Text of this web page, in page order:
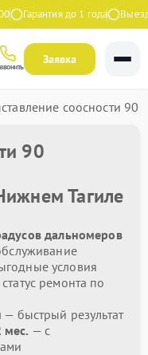
Гарантия до 1 года Выезд
Заявка
соосности 90
90
Тагиле
дальномеров
условия
ремонта по
— быстрый результат
мес. — с